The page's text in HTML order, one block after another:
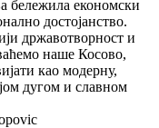
бележила економски
достојанство.
државотворност и
наше Косово,
као модерну,
дугом и славном